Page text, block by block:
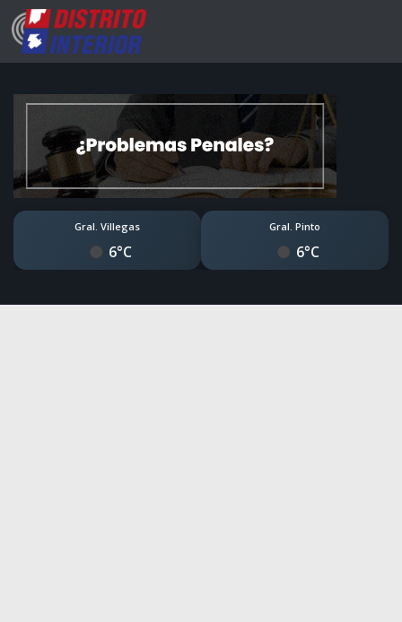
Gral. Villegas
6°C
Gral. Pinto
6°C